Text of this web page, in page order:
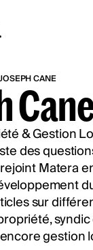
CANE
& Gestion
des
Matera
sur
gestion